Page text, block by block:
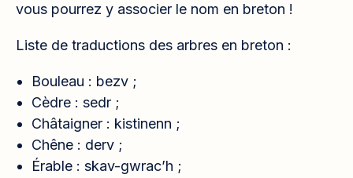
vous pourrez y associer le nom en breton !
Liste de traductions des arbres en breton :
Bouleau : bezv ;
Cèdre : sedr ;
Châtaigner : kistinenn ;
Chêne : derv ;
Érable : skav-gwrac’h ;